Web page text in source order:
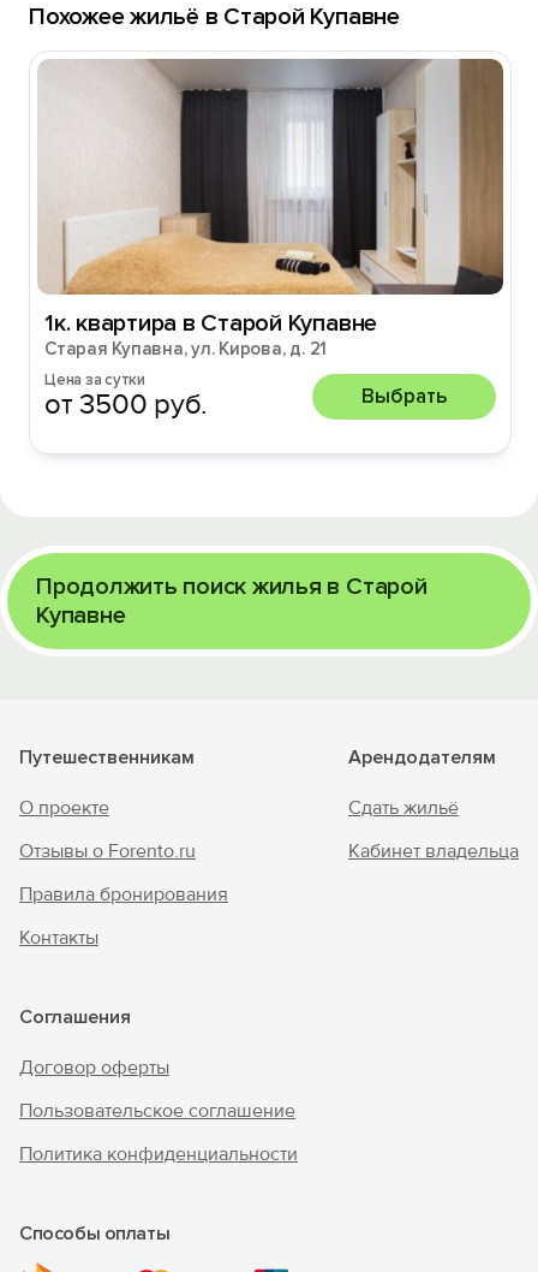
Похожее жильё в Старой Купавне
1к. квартира в Старой Купавне
Старая Купавна, ул. Кирова, д. 21
Цена за сутки
от 3500 руб. Выбрать
Продолжить поиск жилья в Старой
Купавне
Путешественникам
О проекте
Отзывы о Forento.ru
Правила бронирования
Контакты
Арендодателям
Сдать жильё
Кабинет владельца
Соглашения
Договор оферты
Пользовательское соглашение
Политика конфиденциальности
Способы оплаты